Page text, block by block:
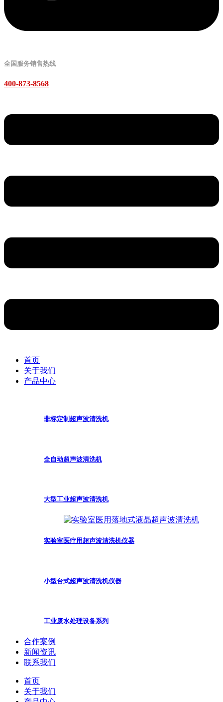
全国服务销售热线
400-873-8568
首页
关于我们
产品中心
非标定制超声波清洗机
全自动超声波清洗机
大型工业超声波清洗机
实验室医疗用超声波清洗机仪器
小型台式超声波清洗机仪器
工业废水处理设备系列
合作案例
新闻资讯
联系我们
首页
关于我们